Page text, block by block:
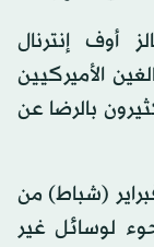
أوف إنترنال
من البالغين الأميركيين
بالرضا عن
(شباط) من
لوسائل غير